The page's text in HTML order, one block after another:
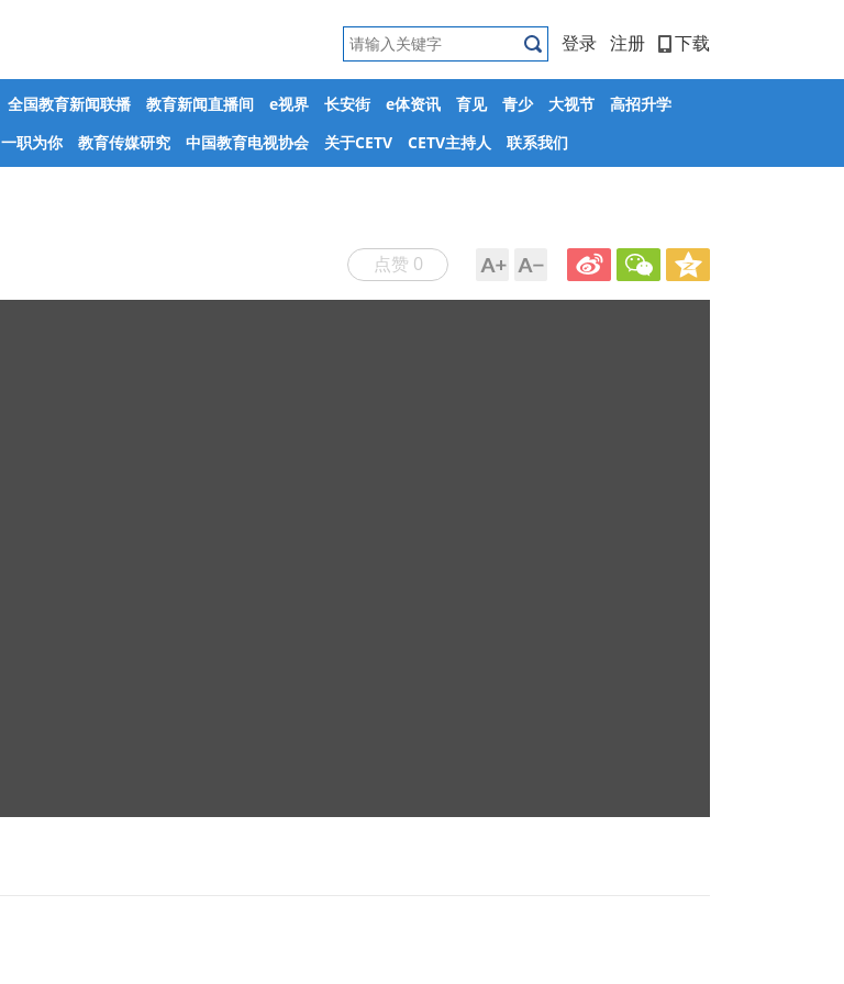
登录 注册 下载
全国教育新闻联播 教育新闻直播间 e视界 长安街 e体资讯 育见 青少 大视节
高招升学
一职为你 教育传媒研究 中国教育电视协会 关于CETV CETV主持人 联系我们
点赞 0